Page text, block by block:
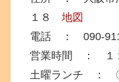
１８地図
電話 ： 090-
営業時間 ： １
土曜ランチ ：